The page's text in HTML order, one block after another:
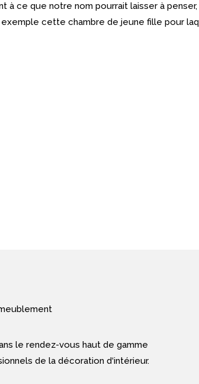
à ce que notre nom pourrait laisser à
cette chambre de jeune fille pour
le rendez-vous haut de gamme
de la décoration d‘intérieur.